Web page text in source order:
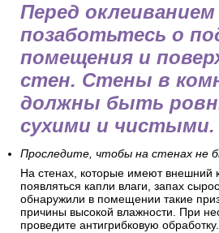
Перед
позаботьтесь о
помещения и
стен. Стены в
должны быть
сухими и чистыми.
Проследите, чтобы на стенах не
На стенах, которые имеют внешний
появляться капли влаги, запах
обнаружили в помещении такие
причины высокой влажности. При
проведите антигрибковую обработку.